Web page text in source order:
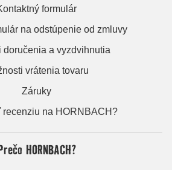
formulár
na odstúpenie od zmluvy
doručenia a vyzdvihnutia
vrátenia tovaru
Záruky
recenziu na HORNBACH?
HORNBACH?